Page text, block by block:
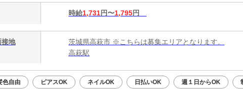
時給1,731円〜1,795円
接地
茨城県高萩市 ※こちらは募集エリアとなります。
高萩駅
色自由 ピアスOK ネイルOK 日払いOK 週１日からOK